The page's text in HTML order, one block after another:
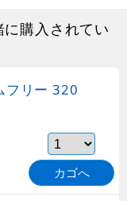
購入されてい
フリー 320
カゴへ